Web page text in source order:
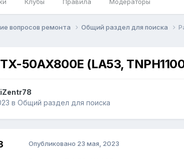
вопросов ремонта Общий раздел для поиска
50AX800E (LA53,
вОбщий раздел для поиска
Опубликовано 23 мая, 2023